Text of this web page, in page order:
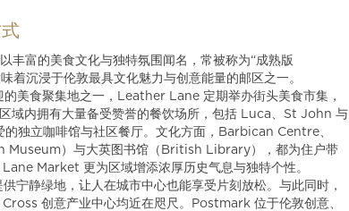
富的美食文化与独特氛围闻名，常被称为“成熟版
沉浸于伦敦最具文化魅力与创意能量的邮区之一。
美食聚集地之一，Leather Lane 定期举办街头美食市集，
域内拥有大量备受赞誉的餐饮场所，包括 Luca、St John 与
独立咖啡馆与社区餐厅。文化方面，Barbican Centre、
Museum）与大英图书馆（British Library），都为住户带
Market 更为区域增添浓厚历史气息与独特个性。
静绿地，让人在城市中心也能享受片刻放松。与此同时，
创意产业中心均近在咫尺。Postmark 位于伦敦创意、